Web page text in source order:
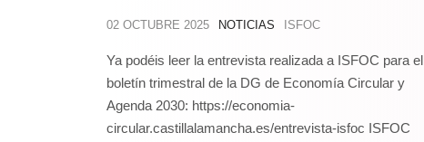
02 OCTUBRE 2025 NOTICIAS ISFOC
Ya podéis leer la entrevista realizada a ISFOC para el
boletín trimestral de la DG de Economía Circular y
Agenda 2030: https://economia-
circular.castillalamancha.es/entrevista-isfoc ISFOC